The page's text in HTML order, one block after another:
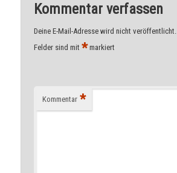
Kommentar verfassen
Deine E-Mail-Adresse wird nicht veröffentlicht.
Felder sind mit*markiert
Kommentar *